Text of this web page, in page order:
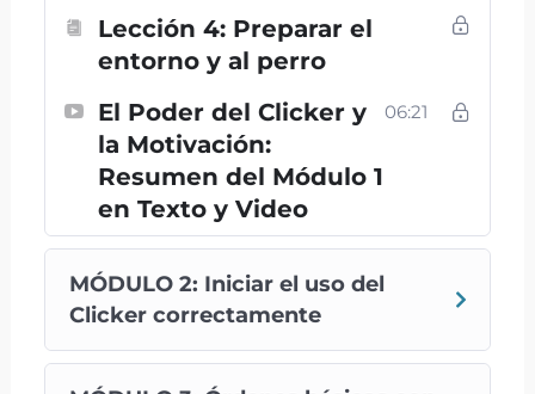
de clicker para perro?
Qué es el clicker y cómo usarlo
conductas.
Cuándo y cómo marcar el momento
exacto del aprendizajepara obtener
resultados rápidos.
Cómo enseñar órdenes básicas y
trucoscon el clicker (sentarse, acudir,
tumbarse, girar, traer objetos).
Lección 4: Preparar el
entorno y al perro
El Poder del Clicker y
la Motivación:
Resumen del Módulo 1
en Texto y Video
06:21
MÓDULO 2: Iniciar el uso del
Clicker correctamente